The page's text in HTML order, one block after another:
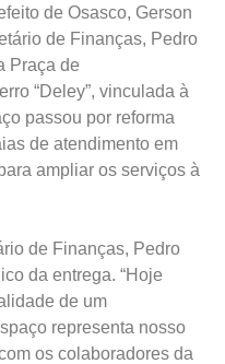
de Osasco, Gerson
de Finanças, Pedro
Praça de
“Deley”, vinculada à
passou por reforma
de atendimento em
ampliar os serviços à
de Finanças, Pedro
da entrega. “Hoje
de um
representa nosso
os colaboradores da